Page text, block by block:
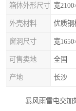
箱体外形尺寸 宽
外壳材料 优质钢
窗洞尺寸 宽
可售卖地 全国
产地 长沙
暴风雨雷电交加